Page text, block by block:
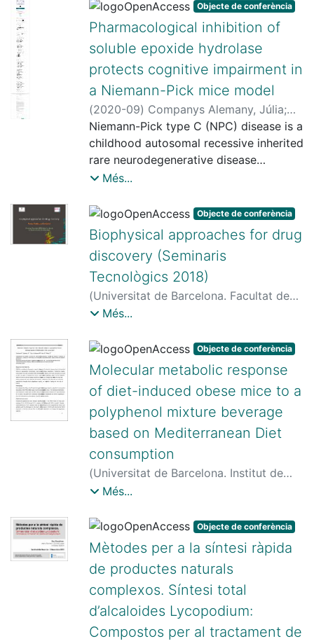
Objecte de conferència
Pharmacological inhibition of
soluble epoxide hydrolase
protects cognitive impairment in
a Niemann-Pick mice model
(2020-09) Companys Alemany, Júlia;
Cozar, Mónica ;Grinberg Vaisman,
Daniel Raúl;Vilageliu i Arqués, Lluïsa;
Codony Gisbert, Sandra;Vázquez Cruz,
Santiago
Niemann-Pick type C (NPC) disease is a
childhood autosomal recessive inherited
rare neurodegenerative disease
characterized by accumulation of
where the autophagy-lysosome system
and inflammatory processes are
implicated in the pathogenesis of the
disease.
We follow a novel approach to deal
with NPC disease, by modulating key
features of the disease such as
autophagy, through inhibition of soluble
epoxide hydrolase (sEH).
Més...
Objecte de conferència
Biophysical approaches for drug
discovery (Seminaris
Tecnològics 2018)
(Universitat de Barcelona. Facultat de
Farmàcia i Ciències de l'Alimentació
Carlos
Més...
Objecte de conferència
Molecular metabolic response
of diet-induced obese mice to a
polyphenol mixture beverage
based on Mediterranean Diet
consumption
(Universitat de Barcelona. Institut de
Recerca en Nutrició i Seguretat
Sandoval, Viviana; Martínez, U.;Sanz,
H. ; Marrero González, Pedro F.
Haro
Bautista, Diego; Relat Pardo, Joana
Més...
Objecte de conferència
Mètodes per a la síntesi ràpida
de productes naturals
complexos. Síntesi total
d’alcaloides Lycopodium:
Compostos per al tractament de